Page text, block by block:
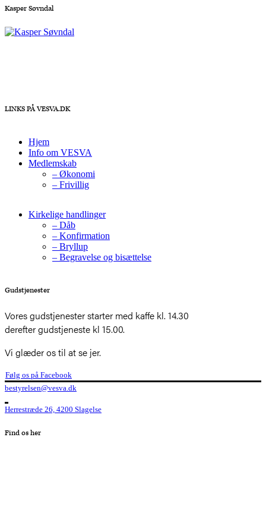
Kasper Søvndal
LINKS PÅ VESVA.DK
Hjem
Info om VESVA
Medlemskab
– Økonomi
– Frivillig
Kirkelige handlinger
– Dåb
– Konfirmation
– Bryllup
– Begravelse og bisættelse
Gudstjenester
Vores gudstjenester starter med kaffe kl. 14.30
derefter gudstjeneste kl 15.00.
Vi glæder os til at se jer.
Følg os på Facebook
bestyrelsen@vesva.dk
Herrestræde 26, 4200 Slagelse
Find os her